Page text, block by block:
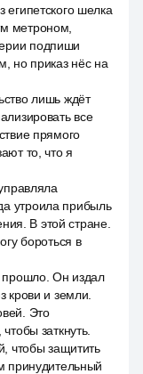
шелка
метроном,
подпиши
но приказ нёс на
лишь ждёт
все
прямого
то, что я
утроила прибыль
В этой стране.
бороться в
Он издал
крови и земли.
Это
заткнуть.
чтобы защитить
принудительный